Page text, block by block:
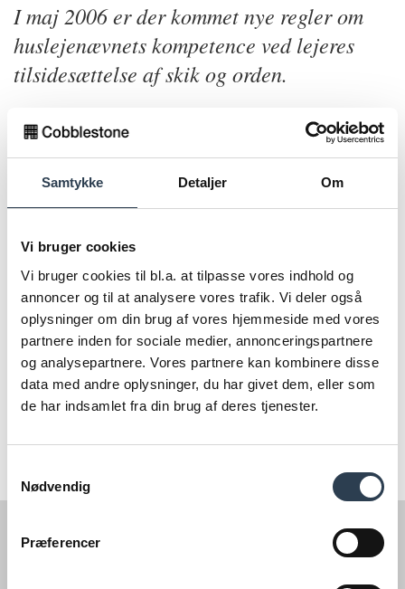
Samtykke Detaljer Om
Vi bruger cookies
Vi bruger cookies til bl.a. at tilpasse vores indhold og
annoncer og til at analysere vores trafik. Vi deler også
oplysninger om din brug af vores hjemmeside med vores
partnere inden for sociale medier, annonceringspartnere
og analysepartnere. Vores partnere kan kombinere disse
data med andre oplysninger, du har givet dem, eller som
de har indsamlet fra din brug af deres tjenester.
Nødvendig
Præferencer
I maj 2006 er der kommet nye regler om
huslejenævnets kompetence ved lejeres
tilsidesættelse af skik og orden.
Reglerne er tænkt til at gøre det lettere at behandle sager
om lejere, der ikke overholder husordenen.
på at få pålagt lejeren en "retsfølge", inden der kan ske
Den efterfølgende sag burde derefter blive lettere, men da
lejere naturligvis stadig skal have den samme
retssikkerhed som tidligere, er det dog ikke sikkert, at den
efterfølgende retssag vil blive lettere eller hurtigere.